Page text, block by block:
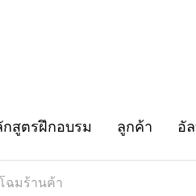
กสูตรฝึกอบรม ลูกค้า อั
ฉมร้านค้า